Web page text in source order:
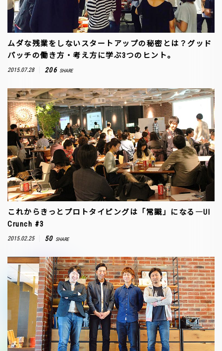
ムダな残業をしないスタートアップの秘密とは？グッド
パッチの働き方・考え方に学ぶ3つのヒント。
2015.07.28 206 SHARE
これからきっとプロトタイピングは「常識」になる―UI
Crunch #3
2015.02.25 50 SHARE